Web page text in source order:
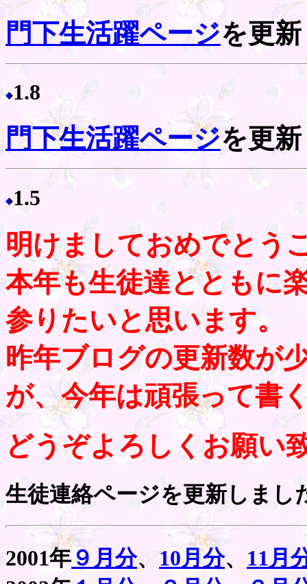
門下生活躍ページを更
1.8
門下生活躍ページを更
1.5
明けましておめでとう
本年も生徒達とともに
参りたいと思います。
昨年ブログの更新数が
が、今年は頑張って書
どうぞよろしくお願い
生徒連絡ページを更新しまし
2001年９月分、 10月分、 11月